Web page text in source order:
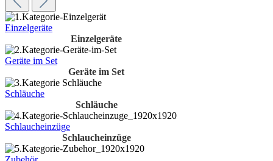
Einzelgeräte
Einzelgeräte
Geräte im Set
Geräte im Set
Schläuche
Schläuche
Schlaucheinzüge
Schlaucheinzüge